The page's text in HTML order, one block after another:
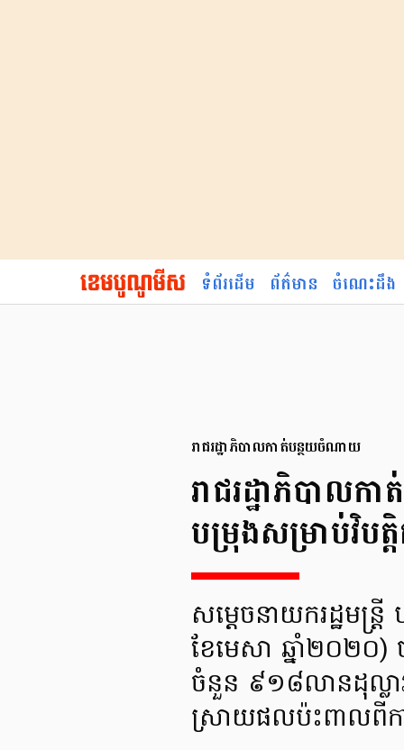
ទំព័រដើម ព័ត៌មាន ចំណេះដឹង
រាជ​រដ្ឋាភិបាលកាត់បន្ថយចំណាយ
រាជ​រដ្ឋាភិបាល
បម្រុងសម្រាប់វិបត្
សម្ដេចនាយករដ្ឋមន្
ខែមេសា ឆ្នាំ២០២០)
ចំនួន ៩១៨លានដុល្លារ
ស្រាយផលប៉ះពាលពីក